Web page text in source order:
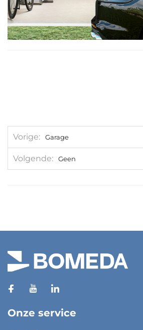
Vorige Garage
Volgende Geen
Onze service